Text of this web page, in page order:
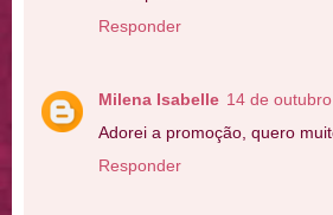
Responder
Milena Isabelle 14 de
Adorei a promoção, quero
Responder